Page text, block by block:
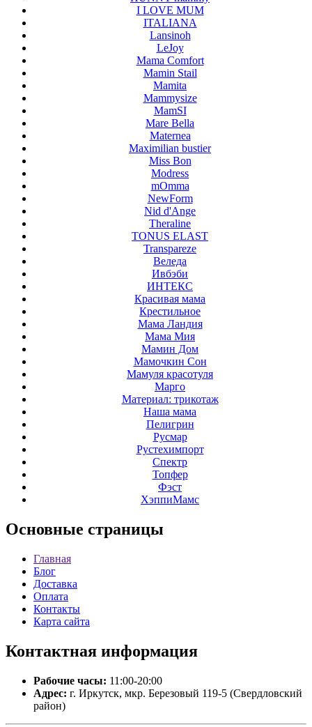
I LOVE MUM
ITALIANA
Lansinoh
LeJoy
Mama Comfort
Mamin Stail
Mamita
Mammysize
MamSI
Mare Bella
Maternea
Maximilian bustier
Miss Bon
Modress
mOmma
NewForm
Nid d'Ange
Theraline
TONUS ELAST
Transpareze
Веледа
Ивбэби
ИНТЕКС
Красивая мама
Крестильное
Мама Ландия
Мама Мия
Мамин Дом
Мамочкин Сон
Мамуля красотуля
Марго
Материал: трикотаж
Наша мама
Пелигрин
Русмар
Рустехимпорт
Спектр
Топфер
Фэст
ХэппиМамс
Основные страницы
Главная
Блог
Доставка
Оплата
Контакты
Карта сайта
Контактная информация
Рабочие часы: 11:00-20:00
Адрес: г. Иркутск, мкр. Березовый 119-5 (Свердловский
район)